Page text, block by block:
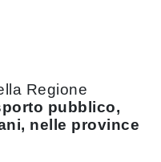
Regione
pubblico,
nelle province